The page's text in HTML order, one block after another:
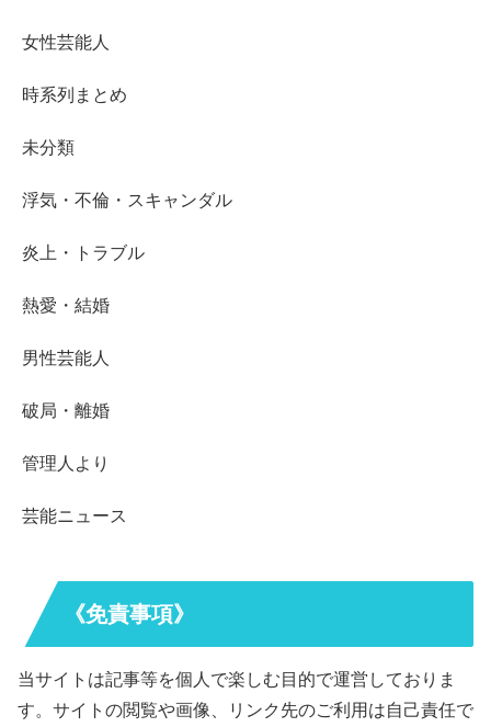
女性芸能人
時系列まとめ
未分類
浮気・不倫・スキャンダル
炎上・トラブル
熱愛・結婚
男性芸能人
破局・離婚
管理人より
芸能ニュース
《免責事項》
当サイトは記事等を個人で楽しむ目的で運営しておりま
す。サイトの閲覧や画像、リンク先のご利用は自己責任で